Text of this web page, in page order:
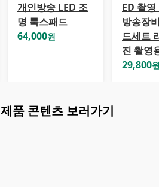
개인방송 LED 조
명 룩스패드
64,000원
ED 촬
방송장
드세트
진 촬영
29,800
제품 콘텐츠 보러가기